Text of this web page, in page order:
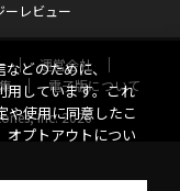
ーレビュー
運営会社
電子版について
Inc. 2026
どのために、
用しています。これ
や使用に同意したこ
オプトアウトについ